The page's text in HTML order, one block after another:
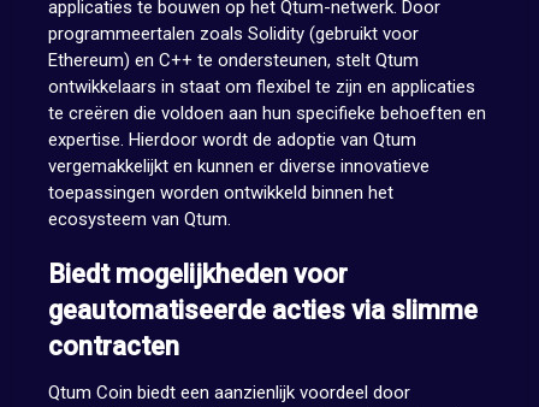
applicaties te bouwen op het Qtum-netwerk. Door
programmeertalen zoals Solidity (gebruikt voor
Ethereum) en C++ te ondersteunen, stelt Qtum
ontwikkelaars in staat om flexibel te zijn en applicaties
te creëren die voldoen aan hun specifieke behoeften en
expertise. Hierdoor wordt de adoptie van Qtum
vergemakkelijkt en kunnen er diverse innovatieve
toepassingen worden ontwikkeld binnen het
ecosysteem van Qtum.
Biedt mogelijkheden voor
geautomatiseerde acties via slimme
contracten
Qtum Coin biedt een aanzienlijk voordeel door